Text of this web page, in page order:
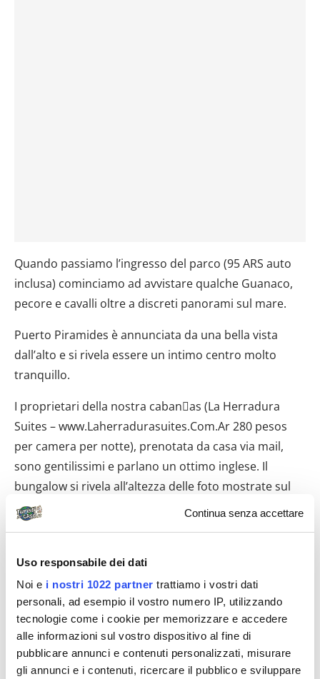
Continua senza accettare
Uso responsabile dei dati
Noi e i nostri 1022 partner trattiamo i vostri dati
personali, ad esempio il vostro numero IP, utilizzando
tecnologie come i cookie per memorizzare e accedere
alle informazioni sul vostro dispositivo al fine di
pubblicare annunci e contenuti personalizzati, misurare
gli annunci e i contenuti, ricercare il pubblico e sviluppare
Quando passiamo l’ingresso del parco (95 ARS auto
inclusa) cominciamo ad avvistare qualche Guanaco,
pecore e cavalli oltre a discreti panorami sul mare.
Puerto Piramides è annunciata da una bella vista
dall’alto e si rivela essere un intimo centro molto
tranquillo.
I proprietari della nostra cabanas (La Herradura
Suites – www.Laherradurasuites.Com.Ar 280 pesos
per camera per notte), prenotata da casa via mail,
sono gentilissimi e parlano un ottimo inglese. Il
bungalow si rivela all’altezza delle foto mostrate sul
sito.